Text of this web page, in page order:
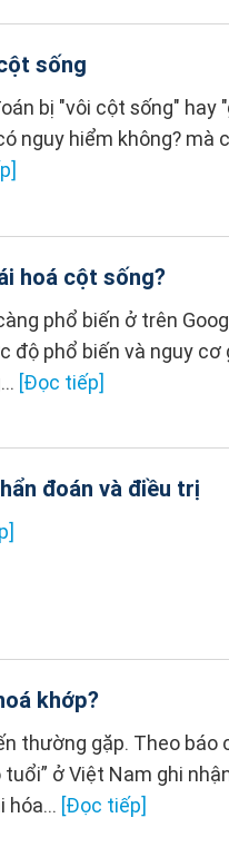
sống
bị "vôi cột sống" hay
nguy hiểm không? mà
hoá cột sống?
phổ biến ở trên
độ phổ biến và nguy cơ
[Đọc tiếp]
đoán và điều trị
khớp?
thường gặp. Theo báo
ở Việt Nam ghi
hóa... [Đọc tiếp]